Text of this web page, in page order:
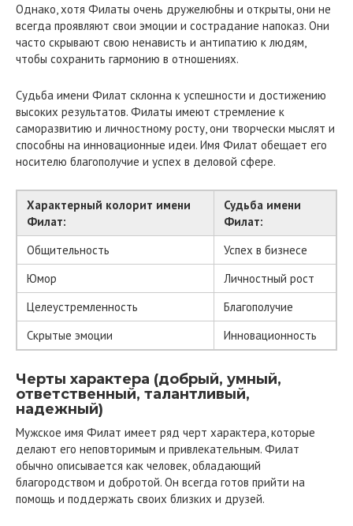
Однако, хотя Филаты очень дружелюбны и открыты, они не
всегда проявляют свои эмоции и сострадание напоказ. Они
часто скрывают свою ненависть и антипатию к людям,
чтобы сохранить гармонию в отношениях.
Судьба имени Филат склонна к успешности и достижению
высоких результатов. Филаты имеют стремление к
саморазвитию и личностному росту, они творчески мыслят и
способны на инновационные идеи. Имя Филат обещает его
носителю благополучие и успех в деловой сфере.
Характерный колорит имени
Филат:
Судьба имени
Филат:
Общительность
Успех в бизнесе
Юмор
Личностный рост
Целеустремленность
Благополучие
Скрытые эмоции
Инновационность
Черты характера (добрый, умный,
ответственный, талантливый,
надежный)
Мужское имя Филат имеет ряд черт характера, которые
делают его неповторимым и привлекательным. Филат
обычно описывается как человек, обладающий
благородством и добротой. Он всегда готов прийти на
помощь и поддержать своих близких и друзей.